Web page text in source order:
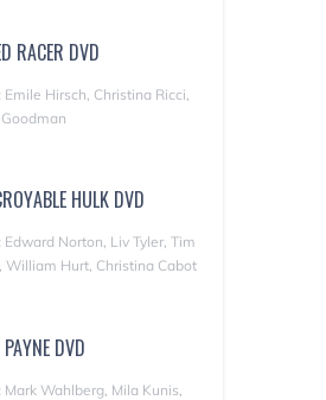
RACER DVD
Emile Hirsch, Christina Ricci,
Goodman
HULK DVD
Edward Norton, Liv Tyler, Tim
William Hurt, Christina Cabot
DVD
Mark Wahlberg, Mila Kunis,